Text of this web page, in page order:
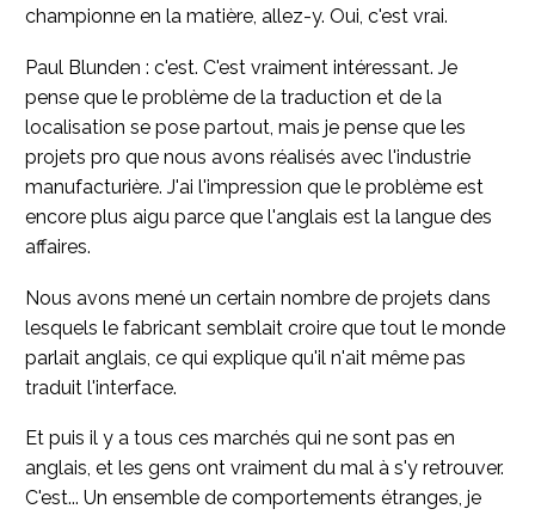
championne en la matière, allez-y. Oui, c'est vrai.
Paul Blunden : c'est. C'est vraiment intéressant. Je
pense que le problème de la traduction et de la
localisation se pose partout, mais je pense que les
projets pro que nous avons réalisés avec l'industrie
manufacturière. J'ai l'impression que le problème est
encore plus aigu parce que l'anglais est la langue des
affaires.
Nous avons mené un certain nombre de projets dans
lesquels le fabricant semblait croire que tout le monde
parlait anglais, ce qui explique qu'il n'ait même pas
traduit l'interface.
Et puis il y a tous ces marchés qui ne sont pas en
anglais, et les gens ont vraiment du mal à s'y retrouver.
C'est... Un ensemble de comportements étranges, je